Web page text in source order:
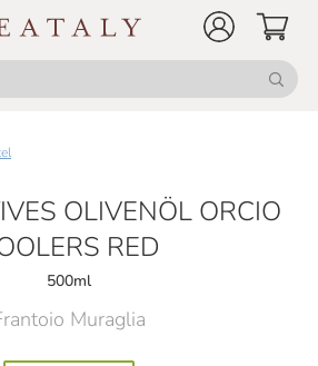
OLIVENÖL ORCIO
RED
500ml
Muraglia